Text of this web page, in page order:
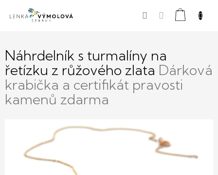
Nákupní
Náhrdelník s turmalíny na
řetízku z růžového zlata Dárková
krabička a certifikát pravosti
kamenů zdarma